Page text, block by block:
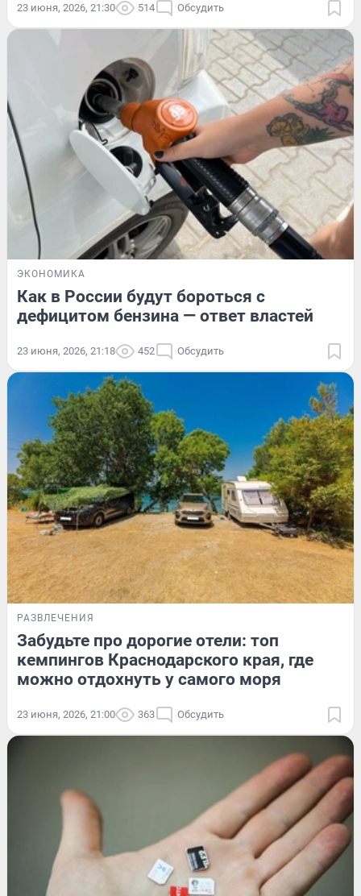
23 июня, 2026, 21:30 514 Обсудить
ЭКОНОМИКА
Как в России будут бороться с
дефицитом бензина — ответ властей
23 июня, 2026, 21:18 452 Обсудить
РАЗВЛЕЧЕНИЯ
Забудьте про дорогие отели: топ
кемпингов Краснодарского края, где
можно отдохнуть у самого моря
23 июня, 2026, 21:00 363 Обсудить